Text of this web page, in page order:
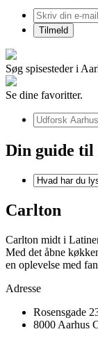
Søg spisesteder i
Se dine favoritter.
Din guide til
Carlton
Carlton midt i
Med det åbne
en oplevelse med
Adresse
Rosensgade
8000 Aarhus